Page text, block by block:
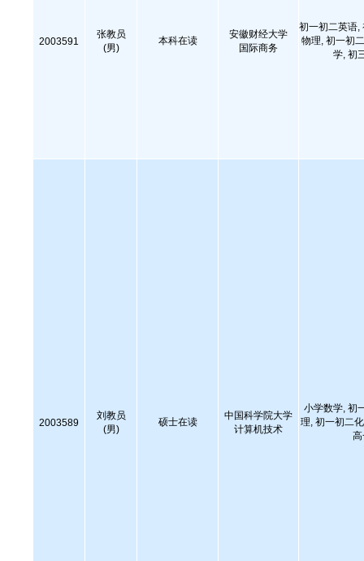
2003591
张教员
(男)
本科在读
安徽财经大学
国际商务
初一初二英语,
物理, 初一初
学, 初
2003589
刘教员
(男)
硕士在读
中国科学院大学
计算机技术
小学数学, 初
理, 初一初二